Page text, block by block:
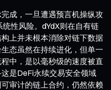
成，一旦遭遇预言机操纵攻
性风险。dYdX则在自有链
上并未根本消除对链下数据
态虽然在持续进化，但单一
中，是以毫秒级的速度被直
是DeFi永续交易安全领域
审计的链上合约，仍然依赖